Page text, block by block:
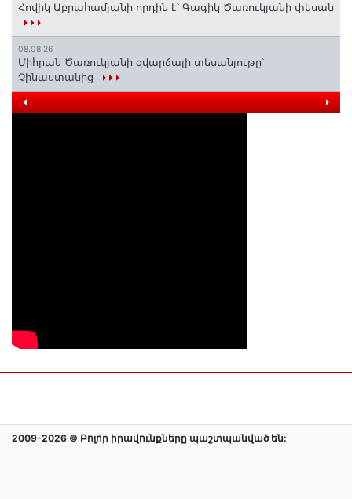
Հովիկ Աբրահամյանի որդին է՝ Գագիկ Ծառուկյանի փեսան
08.08.26
Միհրան Ծառուկյանի զվարճալի տեսանյութը՝
Չինաստանից
2009-2026 © Բոլոր իրավունքները պաշտպանված են: